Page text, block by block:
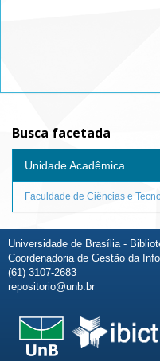
Busca facetada
Unidade Acadêmica
Faculdade de Ciências e
Universidade de Brasília -
Coordenadoria de Gestão da
(61) 3107-2683
repositorio@unb.br